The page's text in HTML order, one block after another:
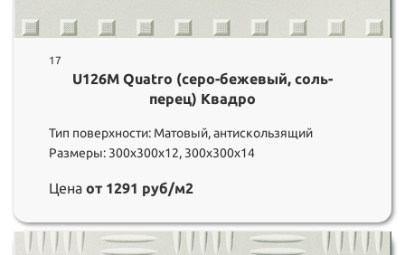
17
U126M Quatro (серо-бежевый, соль-
перец) Квадро
Тип поверхности: Матовый, антискользящий
Размеры: 300х300х12, 300х300х14
Цена от 1291 руб/м2